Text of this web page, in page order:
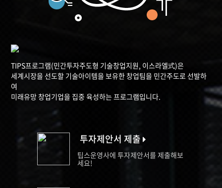
TIPS프로그램(민간투자주도형 기술창업지원, 이스라엘式)은
세계시장을 선도할 기술아이템을 보유한 창업팀을 민간주도로 선발하
여
미래유망 창업기업을 집중 육성하는 프로그램입니다.
투자제안서 제출
팁스운영사에 투자제안서를 제출해보
세요!